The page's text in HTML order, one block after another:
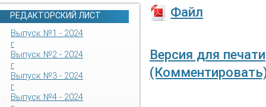
РЕДАКТОРСКИЙ ЛИСТ
Выпуск №1 - 2024
г
Выпуск №2 - 2024
г
Выпуск №3 - 2024
г
Выпуск №4 - 2024
Файл
Версия для печати